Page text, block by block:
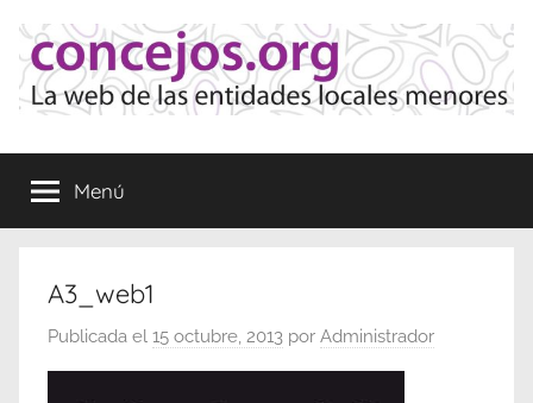
contenido
Concejos
de
las
Locales
Menores
Menú
A3_web1
Publicada el 15 octubre, 2013 por Administrador